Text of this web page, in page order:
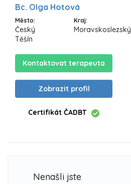
Bc. Olga Hotová
Město:
Český
Těšín
Kraj:
Moravskoslezský
Kontaktovat terapeuta
Zobrazit profil
Certifikát ČADBT
Nenašli jste